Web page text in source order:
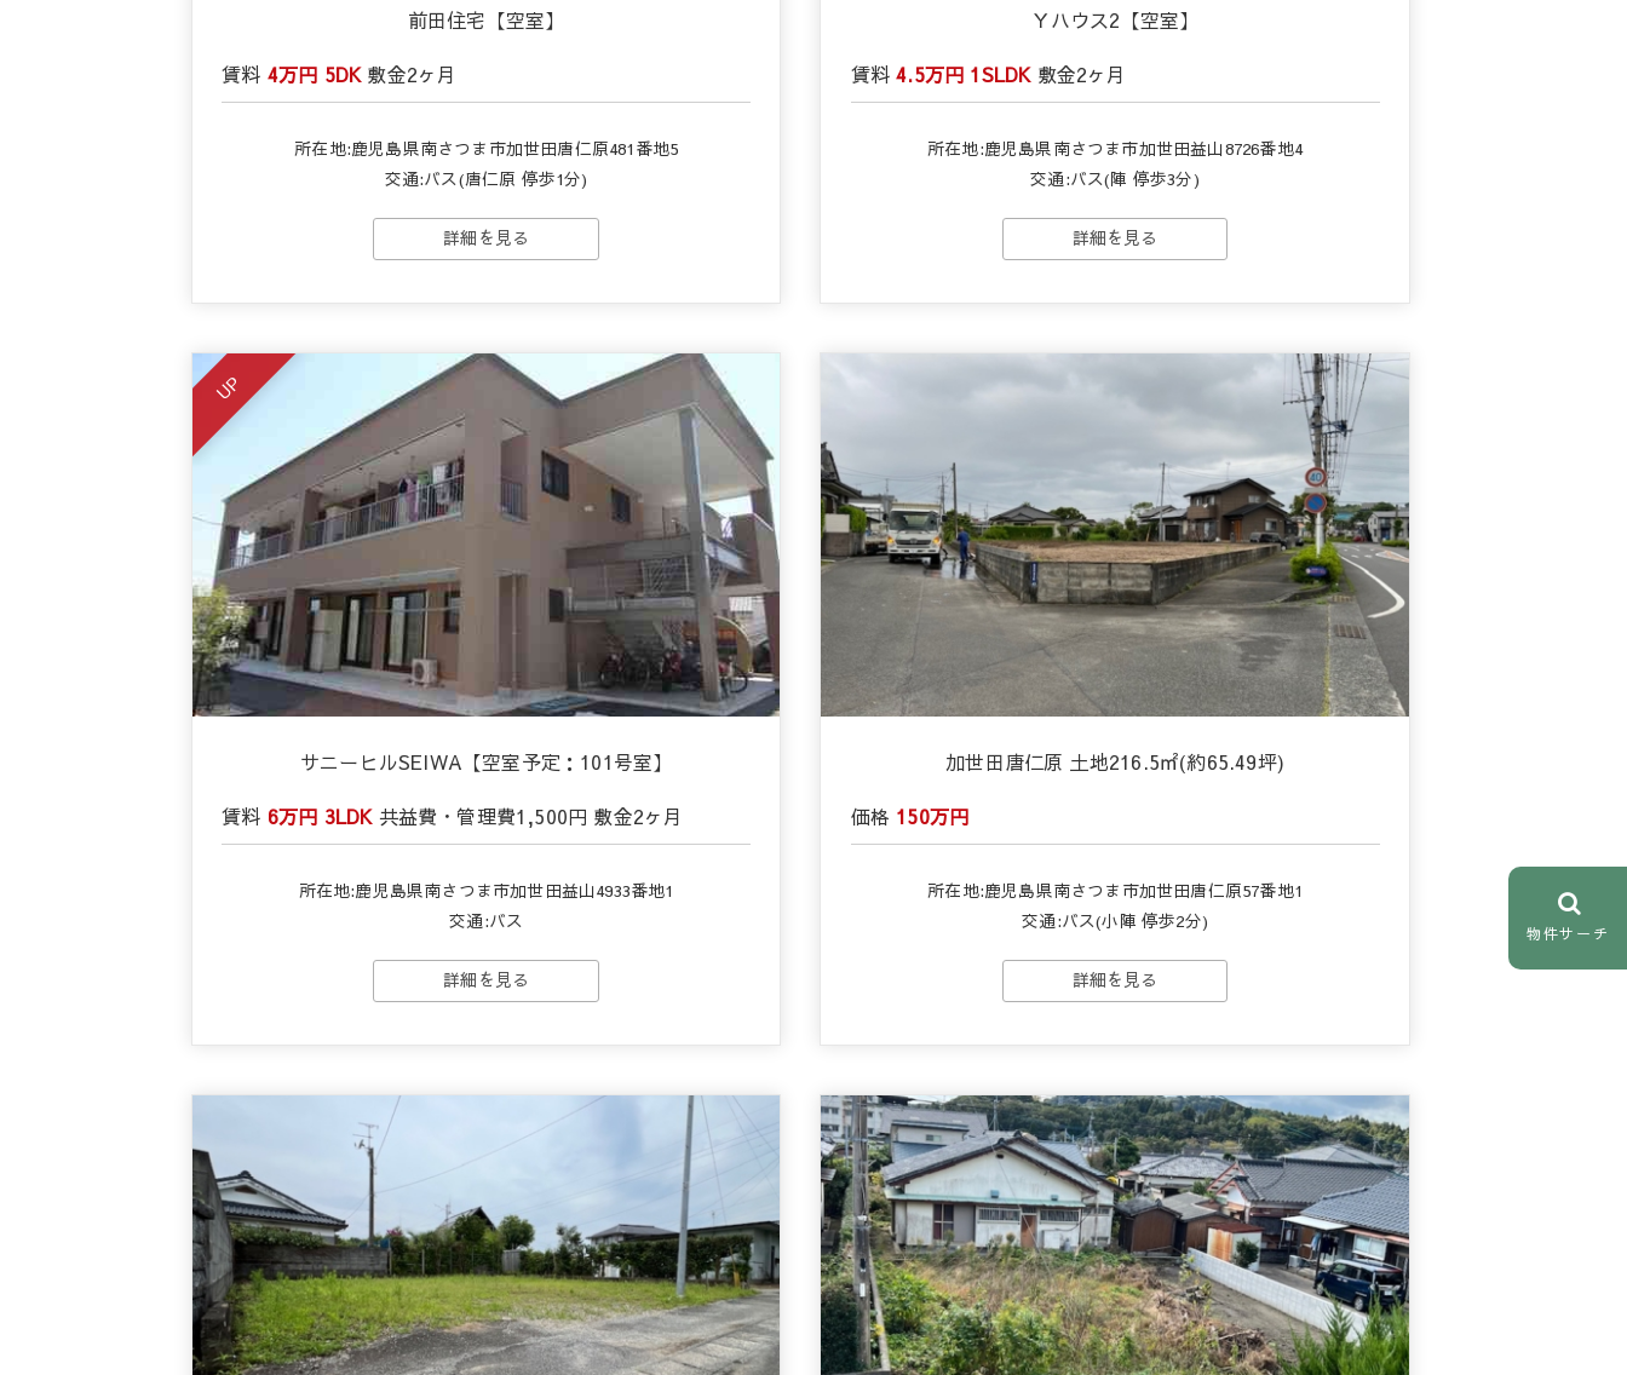
前田住宅【空室】
賃料 4万円 5DK 敷金2ヶ月
所在地:鹿児島県南さつま市加世田唐仁原481番地5
交通:バス(唐仁原 停歩1分)
詳細を見る
Ｙハウス2【空室】
賃料4.5万円 1SLDK 敷金2ヶ月
所在地:鹿児島県南さつま市加世田益山8726番地4
交通:バス(陣 停歩3分)
詳細を見る
UP
サニーヒルSEIWA【空室予定：101号室】
賃料 6万円 3LDK 共益費・管理費1,500円 敷金2ヶ月
所在地:鹿児島県南さつま市加世田益山4933番地1
交通:バス
詳細を見る
加世田唐仁原 土地216.5㎡(約65.49坪)
価格 150万円
所在地:鹿児島県南さつま市加世田唐仁原57番地1
交通:バス(小陣 停歩2分)
詳細を見る
物件サーチ